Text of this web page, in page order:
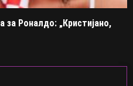
Роналдо: „Кристијано,